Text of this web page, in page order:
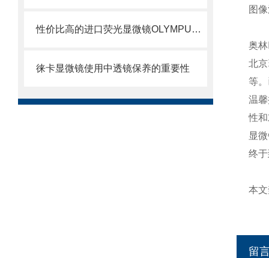
性价比高的进口荧光显微镜OLYMPUSBX43
徕卡显微镜使用中透镜保养的重要性
图
奥
北
等
温
性
显
终
本
留